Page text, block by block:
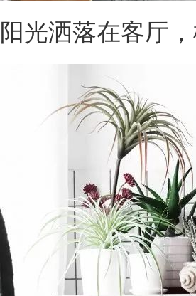
阳光洒落在客厅